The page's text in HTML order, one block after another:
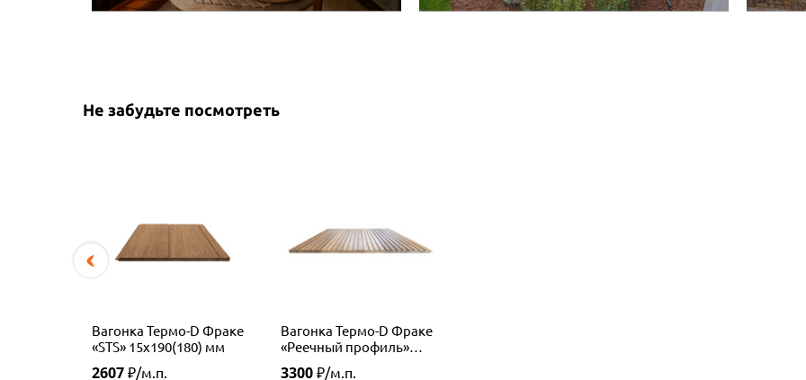
Не забудьте посмотреть
Вагонка Термо-D Фраке
«STS» 15х190(180) мм
2607 ₽/м.п.
Вагонка Термо-D Фраке
«Реечный профиль»
18х140 (130) мм
3300 ₽/м.п.